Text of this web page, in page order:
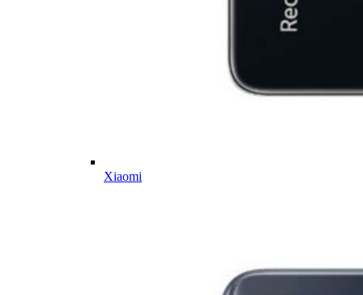
Xiaomi